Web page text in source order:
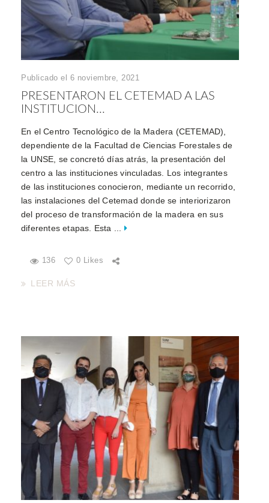
Publicado el 6 noviembre, 2021
PRESENTARON EL CETEMAD A LAS
INSTITUCION...
En el Centro Tecnológico de la Madera (CETEMAD),
dependiente de la Facultad de Ciencias Forestales de
la UNSE, se concretó días atrás, la presentación del
centro a las instituciones vinculadas. Los integrantes
de las instituciones conocieron, mediante un recorrido,
las instalaciones del Cetemad donde se interiorizaron
del proceso de transformación de la madera en sus
diferentes etapas. Esta ...
136 0 Likes
LEER MÁS